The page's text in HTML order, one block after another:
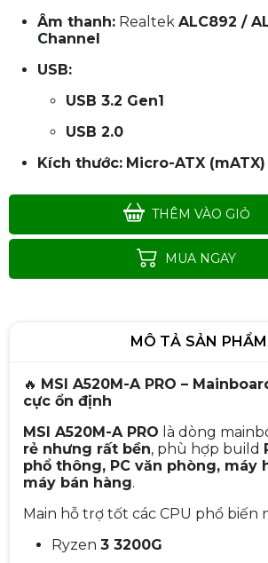
Âm thanh: Realtek ALC892 /
Channel
USB:
USB 3.2 Gen1
USB 2.0
Kích thước: Micro-ATX (mATX)
THÊM VÀO GIỎ
MUA NGAY
MÔ TẢ SẢN PHẨM
🔥 MSI A520M-A PRO –
cực ổn định
MSI A520M-A PRO là dòng
rẻ nhưng rất bền, phù hợp build
phổ thông, PC văn phòng, máy
máy bán hàng.
Main hỗ trợ tốt các CPU phổ biến
Ryzen 3 3200G